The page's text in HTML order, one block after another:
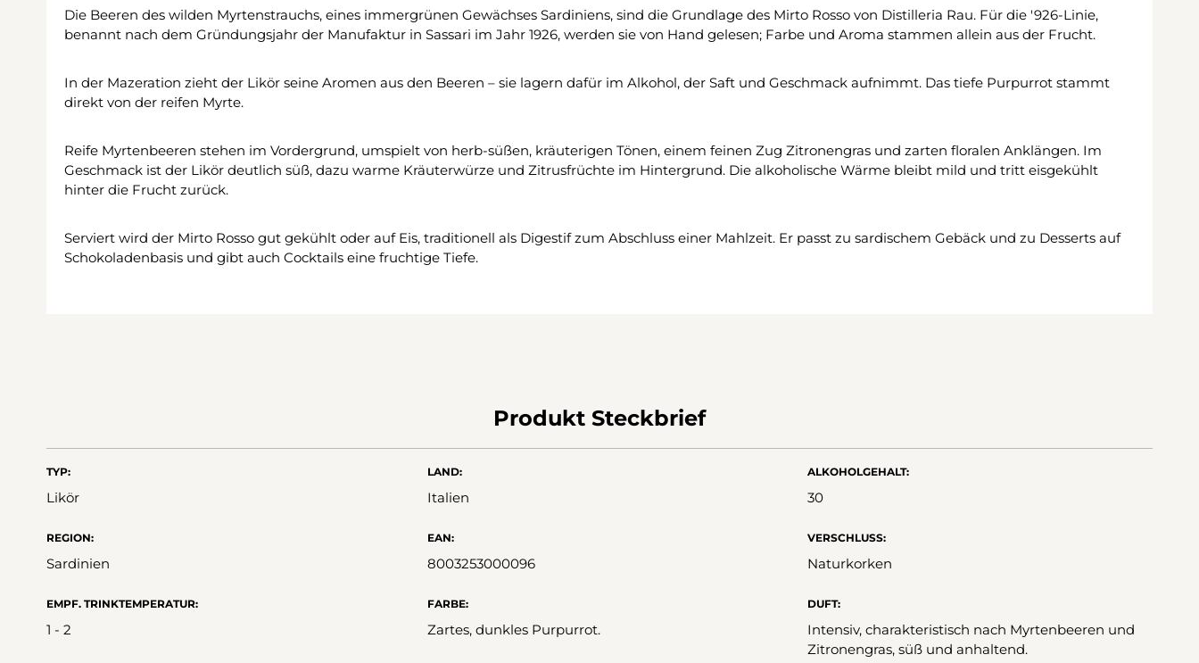
Die Beeren des wilden Myrtenstrauchs, eines immergrünen Gewächses Sardiniens, sind die Grundlage des Mirto Rosso von Distilleria Rau. Für die '926-Linie,
benannt nach dem Gründungsjahr der Manufaktur in Sassari im Jahr 1926, werden sie von Hand gelesen; Farbe und Aroma stammen allein aus der Frucht.
In der Mazeration zieht der Likör seine Aromen aus den Beeren – sie lagern dafür im Alkohol, der Saft und Geschmack aufnimmt. Das tiefe Purpurrot stammt
direkt von der reifen Myrte.
Reife Myrtenbeeren stehen im Vordergrund, umspielt von herb-süßen, kräuterigen Tönen, einem feinen Zug Zitronengras und zarten floralen Anklängen. Im
Geschmack ist der Likör deutlich süß, dazu warme Kräuterwürze und Zitrusfrüchte im Hintergrund. Die alkoholische Wärme bleibt mild und tritt eisgekühlt
hinter die Frucht zurück.
Serviert wird der Mirto Rosso gut gekühlt oder auf Eis, traditionell als Digestif zum Abschluss einer Mahlzeit. Er passt zu sardischem Gebäck und zu Desserts auf
Schokoladenbasis und gibt auch Cocktails eine fruchtige Tiefe.
Produkt Steckbrief
TYP:
Likör
LAND:
Italien
ALKOHOLGEHALT:
30
REGION:
Sardinien
EAN:
8003253000096
VERSCHLUSS:
Naturkorken
EMPF. TRINKTEMPERATUR:
1 - 2
FARBE:
Zartes, dunkles Purpurrot.
DUFT:
Intensiv, charakteristisch nach Myrtenbeeren und
Zitronengras, süß und anhaltend.